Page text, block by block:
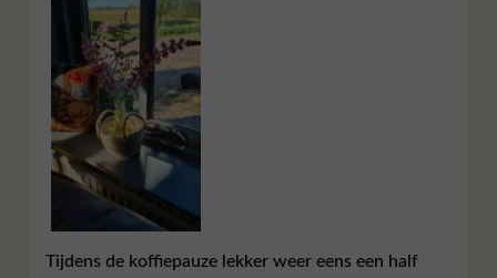
Tijdens de koffiepauze lekker weer eens een half